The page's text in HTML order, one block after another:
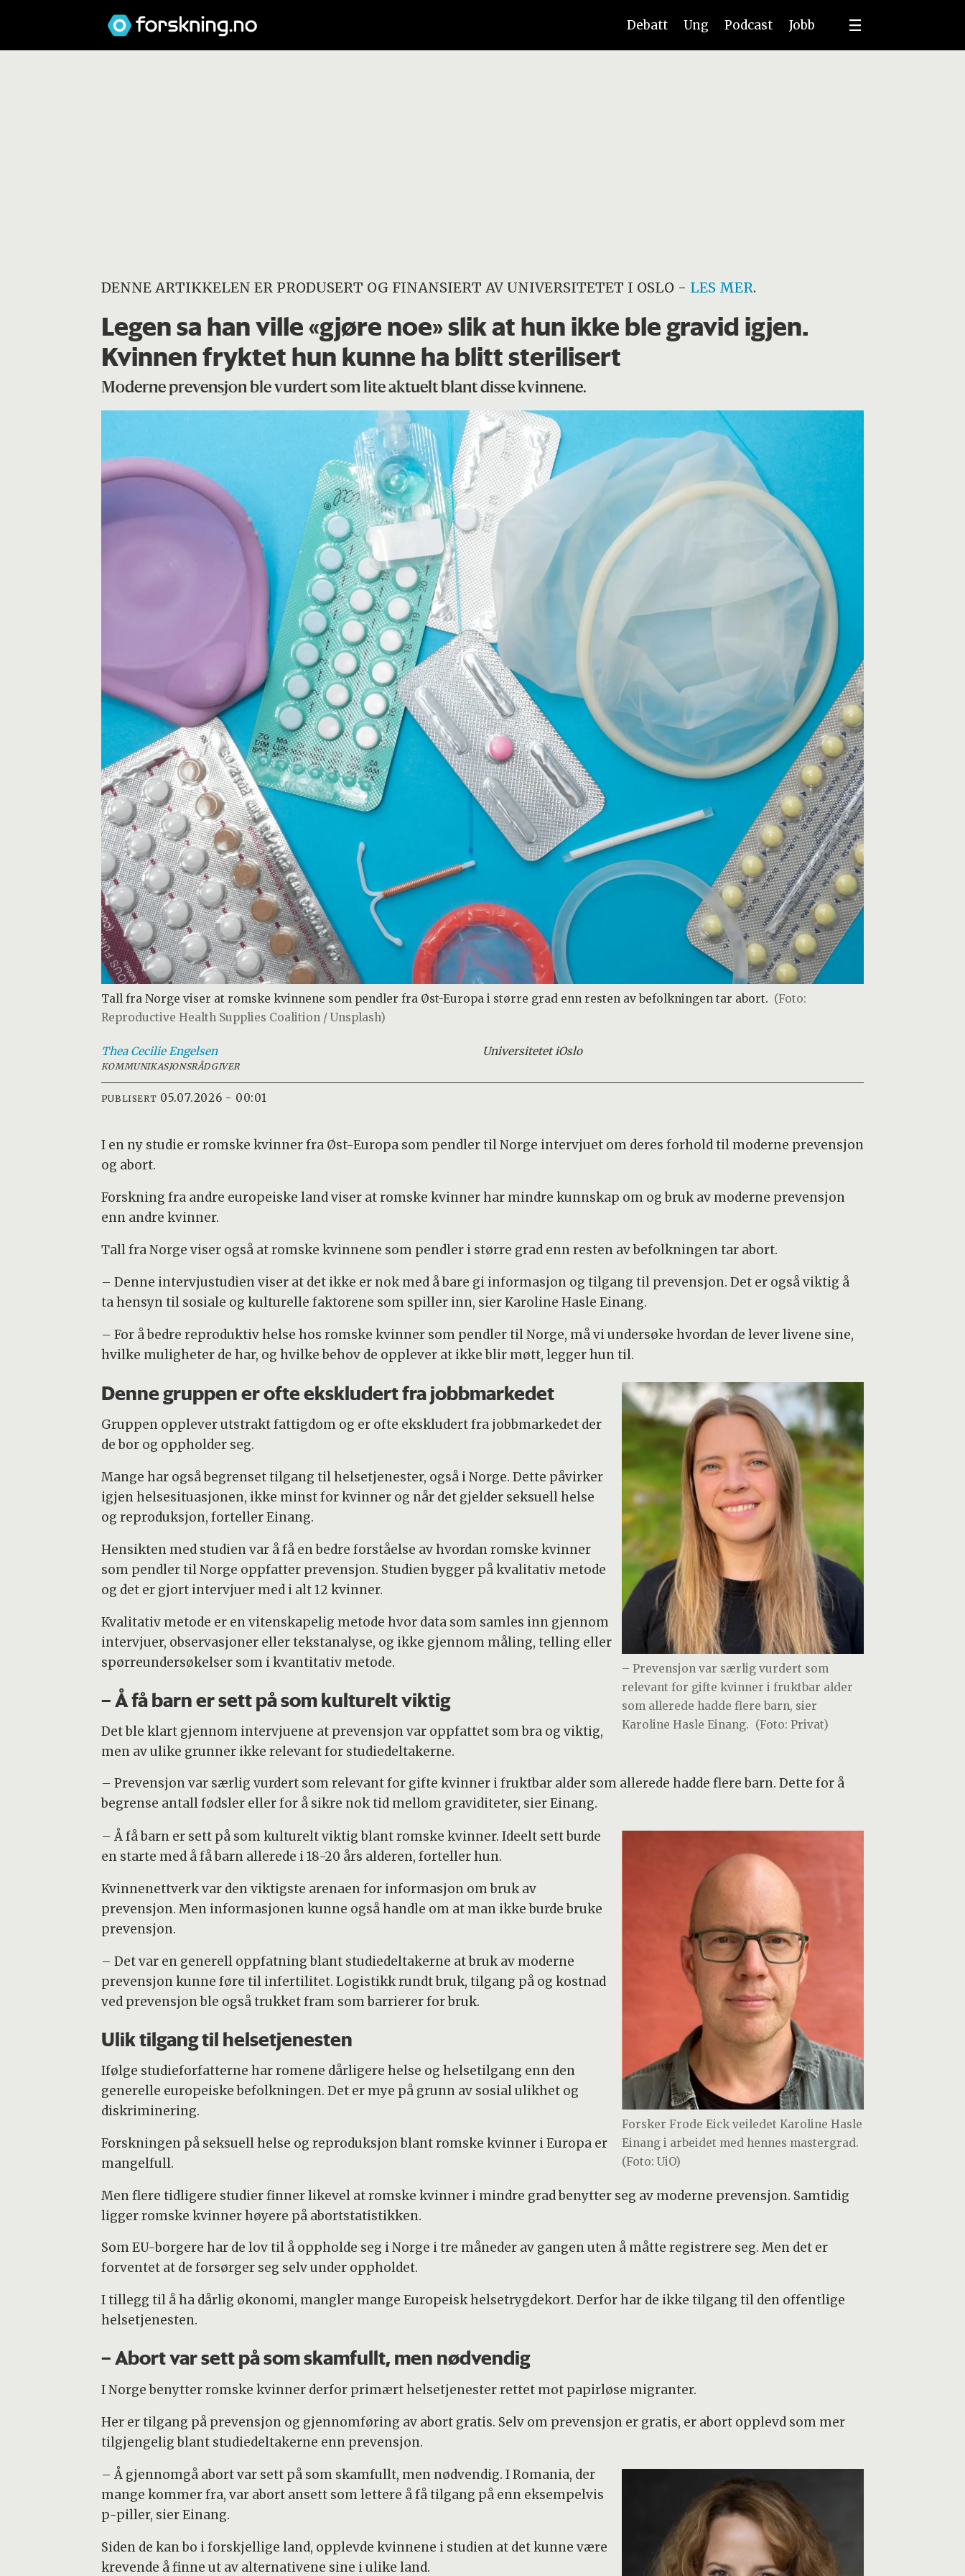
Debatt Ung Podcast Jobb
DENNE ARTIKKELEN ER PRODUSERT OG FINANSIERT AV UNIVERSITETET I OSLO- LES MER.
Legen sa han ville «gjøre noe» slik at hun ikke ble gravid igjen.
Kvinnen fryktet hun kunne ha blitt sterilisert
Moderne prevensjon ble vurdert som lite aktuelt blant disse kvinnene.
Tall fra Norge viser at romske kvinnene som pendler fra Øst-Europa i større grad enn resten av befolkningen tar abort. (Foto:
Reproductive Health Supplies Coalition / Unsplash)
Thea Cecilie Engelsen
KOMMUNIKASJONSRÅDGIVER
Universitetet iOslo
PUBLISERT 05.07.2026 - 00:01
I en ny studie er romske kvinner fra Øst-Europa som pendler til Norge intervjuet om deres forhold til moderne prevensjon
og abort.
Forskning fra andre europeiske land viser at romske kvinner har mindre kunnskap om og bruk av moderne prevensjon
enn andre kvinner.
Tall fra Norge viser også at romske kvinnene som pendler i større grad enn resten av befolkningen tar abort.
– Denne intervjustudien viser at det ikke er nok med å bare gi informasjon og tilgang til prevensjon. Det er også viktig å
ta hensyn til sosiale og kulturelle faktorene som spiller inn, sier Karoline Hasle Einang.
– For å bedre reproduktiv helse hos romske kvinner som pendler til Norge, må vi undersøke hvordan de lever livene sine,
hvilke muligheter de har, og hvilke behov de opplever at ikke blir møtt, legger hun til.
– Prevensjon var særlig vurdert som
relevant for gifte kvinner i fruktbar alder
som allerede hadde flere barn, sier
Karoline Hasle Einang. (Foto: Privat)
Denne gruppen er ofte ekskludert fra jobbmarkedet
Gruppen opplever utstrakt fattigdom og er ofte ekskludert fra jobbmarkedet der
de bor og oppholder seg.
Mange har også begrenset tilgang til helsetjenester, også i Norge. Dette påvirker
igjen helsesituasjonen, ikke minst for kvinner og når det gjelder seksuell helse
og reproduksjon, forteller Einang.
Hensikten med studien var å få en bedre forståelse av hvordan romske kvinner
som pendler til Norge oppfatter prevensjon. Studien bygger på kvalitativ metode
og det er gjort intervjuer med i alt 12 kvinner.
Kvalitativ metode er en vitenskapelig metode hvor data som samles inn gjennom
intervjuer, observasjoner eller tekstanalyse, og ikke gjennom måling, telling eller
spørreundersøkelser som i kvantitativ metode.
– Å få barn er sett på som kulturelt viktig
Det ble klart gjennom intervjuene at prevensjon var oppfattet som bra og viktig,
men av ulike grunner ikke relevant for studiedeltakerne.
– Prevensjon var særlig vurdert som relevant for gifte kvinner i fruktbar alder som allerede hadde flere barn. Dette for å
begrense antall fødsler eller for å sikre nok tid mellom graviditeter, sier Einang.
Forsker Frode Eick veiledet Karoline Hasle
Einang i arbeidet med hennes mastergrad.
(Foto: UiO)
– Å få barn er sett på som kulturelt viktig blant romske kvinner. Ideelt sett burde
en starte med å få barn allerede i 18-20 års alderen, forteller hun.
Kvinnenettverk var den viktigste arenaen for informasjon om bruk av
prevensjon. Men informasjonen kunne også handle om at man ikke burde bruke
prevensjon.
– Det var en generell oppfatning blant studiedeltakerne at bruk av moderne
prevensjon kunne føre til infertilitet. Logistikk rundt bruk, tilgang på og kostnad
ved prevensjon ble også trukket fram som barrierer for bruk.
Ulik tilgang til helsetjenesten
Ifølge studieforfatterne har romene dårligere helse og helsetilgang enn den
generelle europeiske befolkningen. Det er mye på grunn av sosial ulikhet og
diskriminering.
Forskningen på seksuell helse og reproduksjon blant romske kvinner i Europa er
mangelfull.
Men flere tidligere studier finner likevel at romske kvinner i mindre grad benytter seg av moderne prevensjon. Samtidig
ligger romske kvinner høyere på abortstatistikken.
Som EU-borgere har de lov til å oppholde seg i Norge i tre måneder av gangen uten å måtte registrere seg. Men det er
forventet at de forsørger seg selv under oppholdet.
I tillegg til å ha dårlig økonomi, mangler mange Europeisk helsetrygdekort. Derfor har de ikke tilgang til den offentlige
helsetjenesten.
– Abort var sett på som skamfullt, men nødvendig
I Norge benytter romske kvinner derfor primært helsetjenester rettet mot papirløse migranter.
Her er tilgang på prevensjon og gjennomføring av abort gratis. Selv om prevensjon er gratis, er abort opplevd som mer
tilgjengelig blant studiedeltakerne enn prevensjon.
– Å gjennomgå abort var sett på som skamfullt, men nødvendig. I Romania, der
mange kommer fra, var abort ansett som lettere å få tilgang på enn eksempelvis
p-piller, sier Einang.
Siden de kan bo i forskjellige land, opplevde kvinnene i studien at det kunne være
krevende å finne ut av alternativene sine i ulike land.